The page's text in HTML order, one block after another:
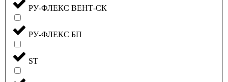
РУ-ФЛЕКС ВЕНТ-СК
РУ-ФЛЕКС БП
ST